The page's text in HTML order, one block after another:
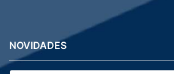
NOVIDADES